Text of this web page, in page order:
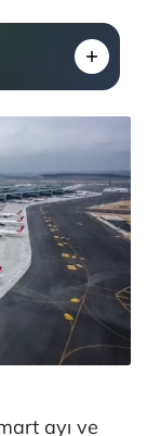
ayı ve